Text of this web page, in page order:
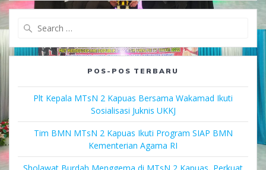
POS-POS TERBARU
Plt Kepala MTsN 2 Kapuas Bersama Wakamad Ikuti
Sosialisasi Juknis UKKJ
Tim BMN MTsN 2 Kapuas Ikuti Program SIAP BMN
Kementerian Agama RI
Sholawat Burdah Menggema di MTsN 2 Kapuas, Perkuat